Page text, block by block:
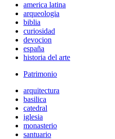
america latina
arqueologia
biblia
curiosidad
devocion
españa
historia del arte
Patrimonio
arquitectura
basilica
catedral
iglesia
monasterio
santuario